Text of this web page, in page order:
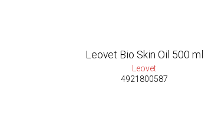
Leovet Bio Skin Oil 500 ml
Leovet
4921800587